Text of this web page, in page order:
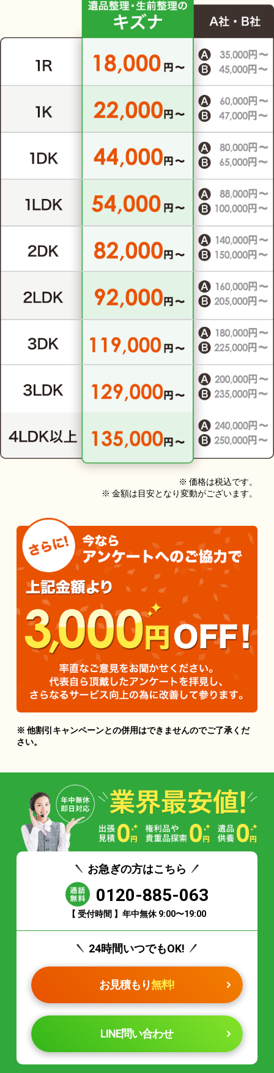
※ 価格は税込です。
※ 金額は目安となり変動がございます。
※ 他割引キャンペーンとの併用はできませんのでご了承くだ
さい。
お急ぎの方はこちら
0120-885-063
【 受付時間 】年中無休 9:00〜19:00
24時間いつでもOK!
お見積もり無料!
LINE問い合わせ